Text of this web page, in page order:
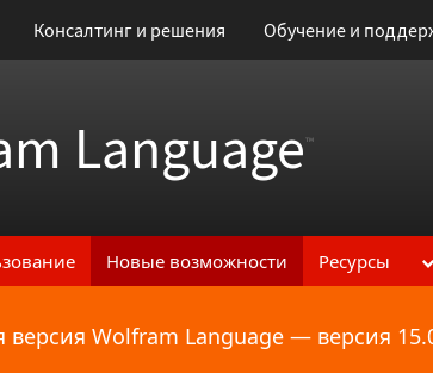
Консалтинг и решения Обучение и
Language™
Новые возможности Ресурсы
возможностям
версия Wolfram Language — версия